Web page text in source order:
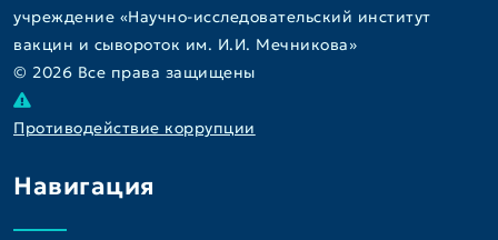
учреждение «Научно-исследовательский институт
вакцин и сывороток им. И.И. Мечникова»
© 2026 Все права защищены
Противодействие коррупции
Навигация